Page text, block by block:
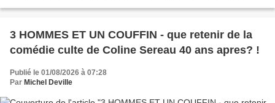
3 HOMMES ET UN COUFFIN - que retenir de la
comédie culte de Coline Sereau 40 ans apres? !
Publié le 01/08/2026 à 07:28
Par Michel Deville